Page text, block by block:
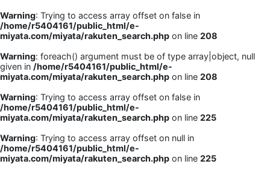
Warning: Trying to access array offset on false in
/home/r5404161/public_html/e-
miyata.com/miyata/rakuten_search.php on line 208
Warning: foreach() argument must be of type array|object, null
given in /home/r5404161/public_html/e-
miyata.com/miyata/rakuten_search.php on line 208
Warning: Trying to access array offset on false in
/home/r5404161/public_html/e-
miyata.com/miyata/rakuten_search.php on line 225
Warning: Trying to access array offset on null in
/home/r5404161/public_html/e-
miyata.com/miyata/rakuten_search.php on line 225